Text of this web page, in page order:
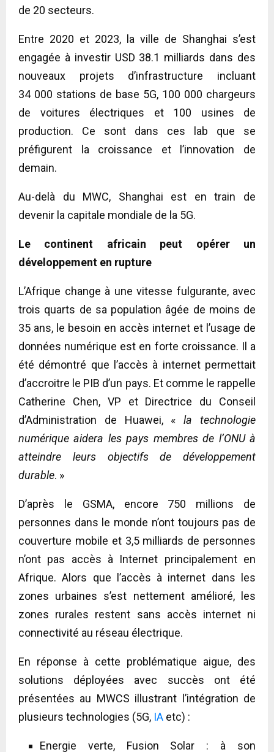
de 20 secteurs.
Entre 2020 et 2023, la ville de Shanghai s’est
engagée à investir USD 38.1 milliards dans des
nouveaux projets d’infrastructure incluant
34 000 stations de base 5G, 100 000 chargeurs
de voitures électriques et 100 usines de
production. Ce sont dans ces lab que se
préfigurent la croissance et l’innovation de
demain.
Au-delà du MWC, Shanghai est en train de
devenir la capitale mondiale de la 5G.
Le continent africain peut opérer un
développement en rupture
L’Afrique change à une vitesse fulgurante, avec
trois quarts de sa population âgée de moins de
35 ans, le besoin en accès internet et l’usage de
données numérique est en forte croissance. Il a
été démontré que l’accès à internet permettait
d’accroitre le PIB d’un pays. Et comme le rappelle
Catherine Chen, VP et Directrice du Conseil
d’Administration de Huawei, «la technologie
numérique aidera les pays membres de l’ONU à
atteindre leurs objectifs de développement
durable. »
D’après le GSMA, encore 750 millions de
personnes dans le monde n’ont toujours pas de
couverture mobile et 3,5 milliards de personnes
n’ont pas accès à Internet principalement en
Afrique. Alors que l’accès à internet dans les
zones urbaines s’est nettement amélioré, les
zones rurales restent sans accès internet ni
connectivité au réseau électrique.
En réponse à cette problématique aigue, des
solutions déployées avec succès ont été
présentées au MWCS illustrant l’intégration de
plusieurs technologies (5G, IA etc) :
Energie verte, Fusion Solar : à son